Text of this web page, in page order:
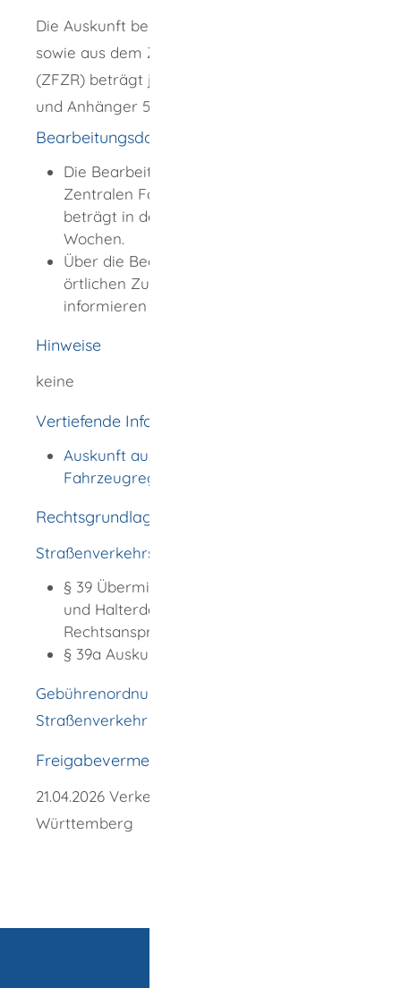
Die Auskunft bei den Zulassungsbehörden
sowie aus dem Zentralen Fahrzeugregister
(ZFZR) beträgt je angefragtes Kraftfahrzeug
und Anhänger 5,10 EUR.
Bearbeitungsdauer
Die Bearbeitungsdauer des Antrags im
Zentralen Fahrzeugregister (ZFZR)
beträgt in der Regel zwischen 10 und 12
Wochen.
Über die Bearbeitungsdauer in den
örtlichen Zulassungsbehörden
informieren Sie sich jeweils dort.
Hinweise
keine
Vertiefende Informationen
Auskunft aus dem Zentralen
Fahrzeugregister (ZFZR)
Rechtsgrundlage
Straßenverkehrsgesetz (StVG)
§ 39 Übermittlung von Fahrzeugdaten
und Halterdaten zur Verfolgung von
Rechtsansprüchen
§ 39a Auskunft über Daten
Gebührenordnung für Maßnahmen im
Straßenverkehr (GebOSt)
Freigabevermerk
21.04.2026 Verkehrsministerium Baden-
Württemberg